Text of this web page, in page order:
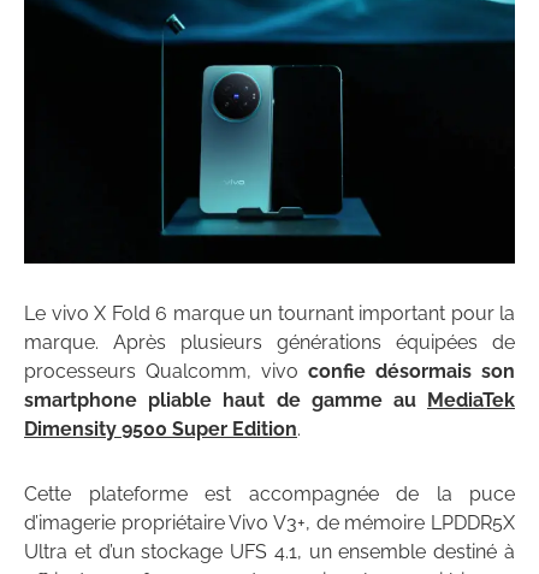
Le vivo X Fold 6 marque un tournant important pour la
marque. Après plusieurs générations équipées de
processeurs Qualcomm, vivo confie désormais son
smartphone pliable haut de gamme au
MediaTek
Dimensity 9500 Super Edition.
Cette plateforme est accompagnée de la puce
d’imagerie propriétaire Vivo V3+, de mémoire LPDDR5X
Ultra et d’un stockage UFS 4.1, un ensemble destiné à